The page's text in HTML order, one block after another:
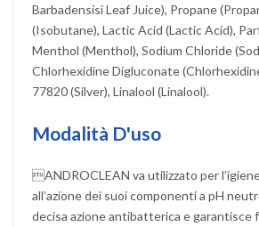
Barbadensisi Leaf Juice), Propane
(Isobutane), Lactic Acid (Lactic Acid),
Menthol (Menthol), Sodium Chloride
Chlorhexidine Digluconate
77820 (Silver), Linalool (Linalool).
Modalità D'uso
ANDROCLEAN va utilizzato per
all’azione dei suoi componenti a pH
decisa azione antibatterica e garantisce